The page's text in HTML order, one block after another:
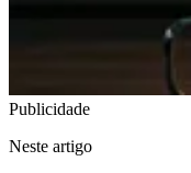
Publicidade
Neste artigo